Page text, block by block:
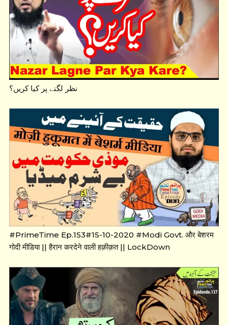
نظر لگنے پر کیا کریں؟
#PrimeTime Ep.153#15-10-2020 #Modi Govt. और बेशरम
गोदी मीडिया || हैरान करदेने वाली हक़ीक़त || LockDown